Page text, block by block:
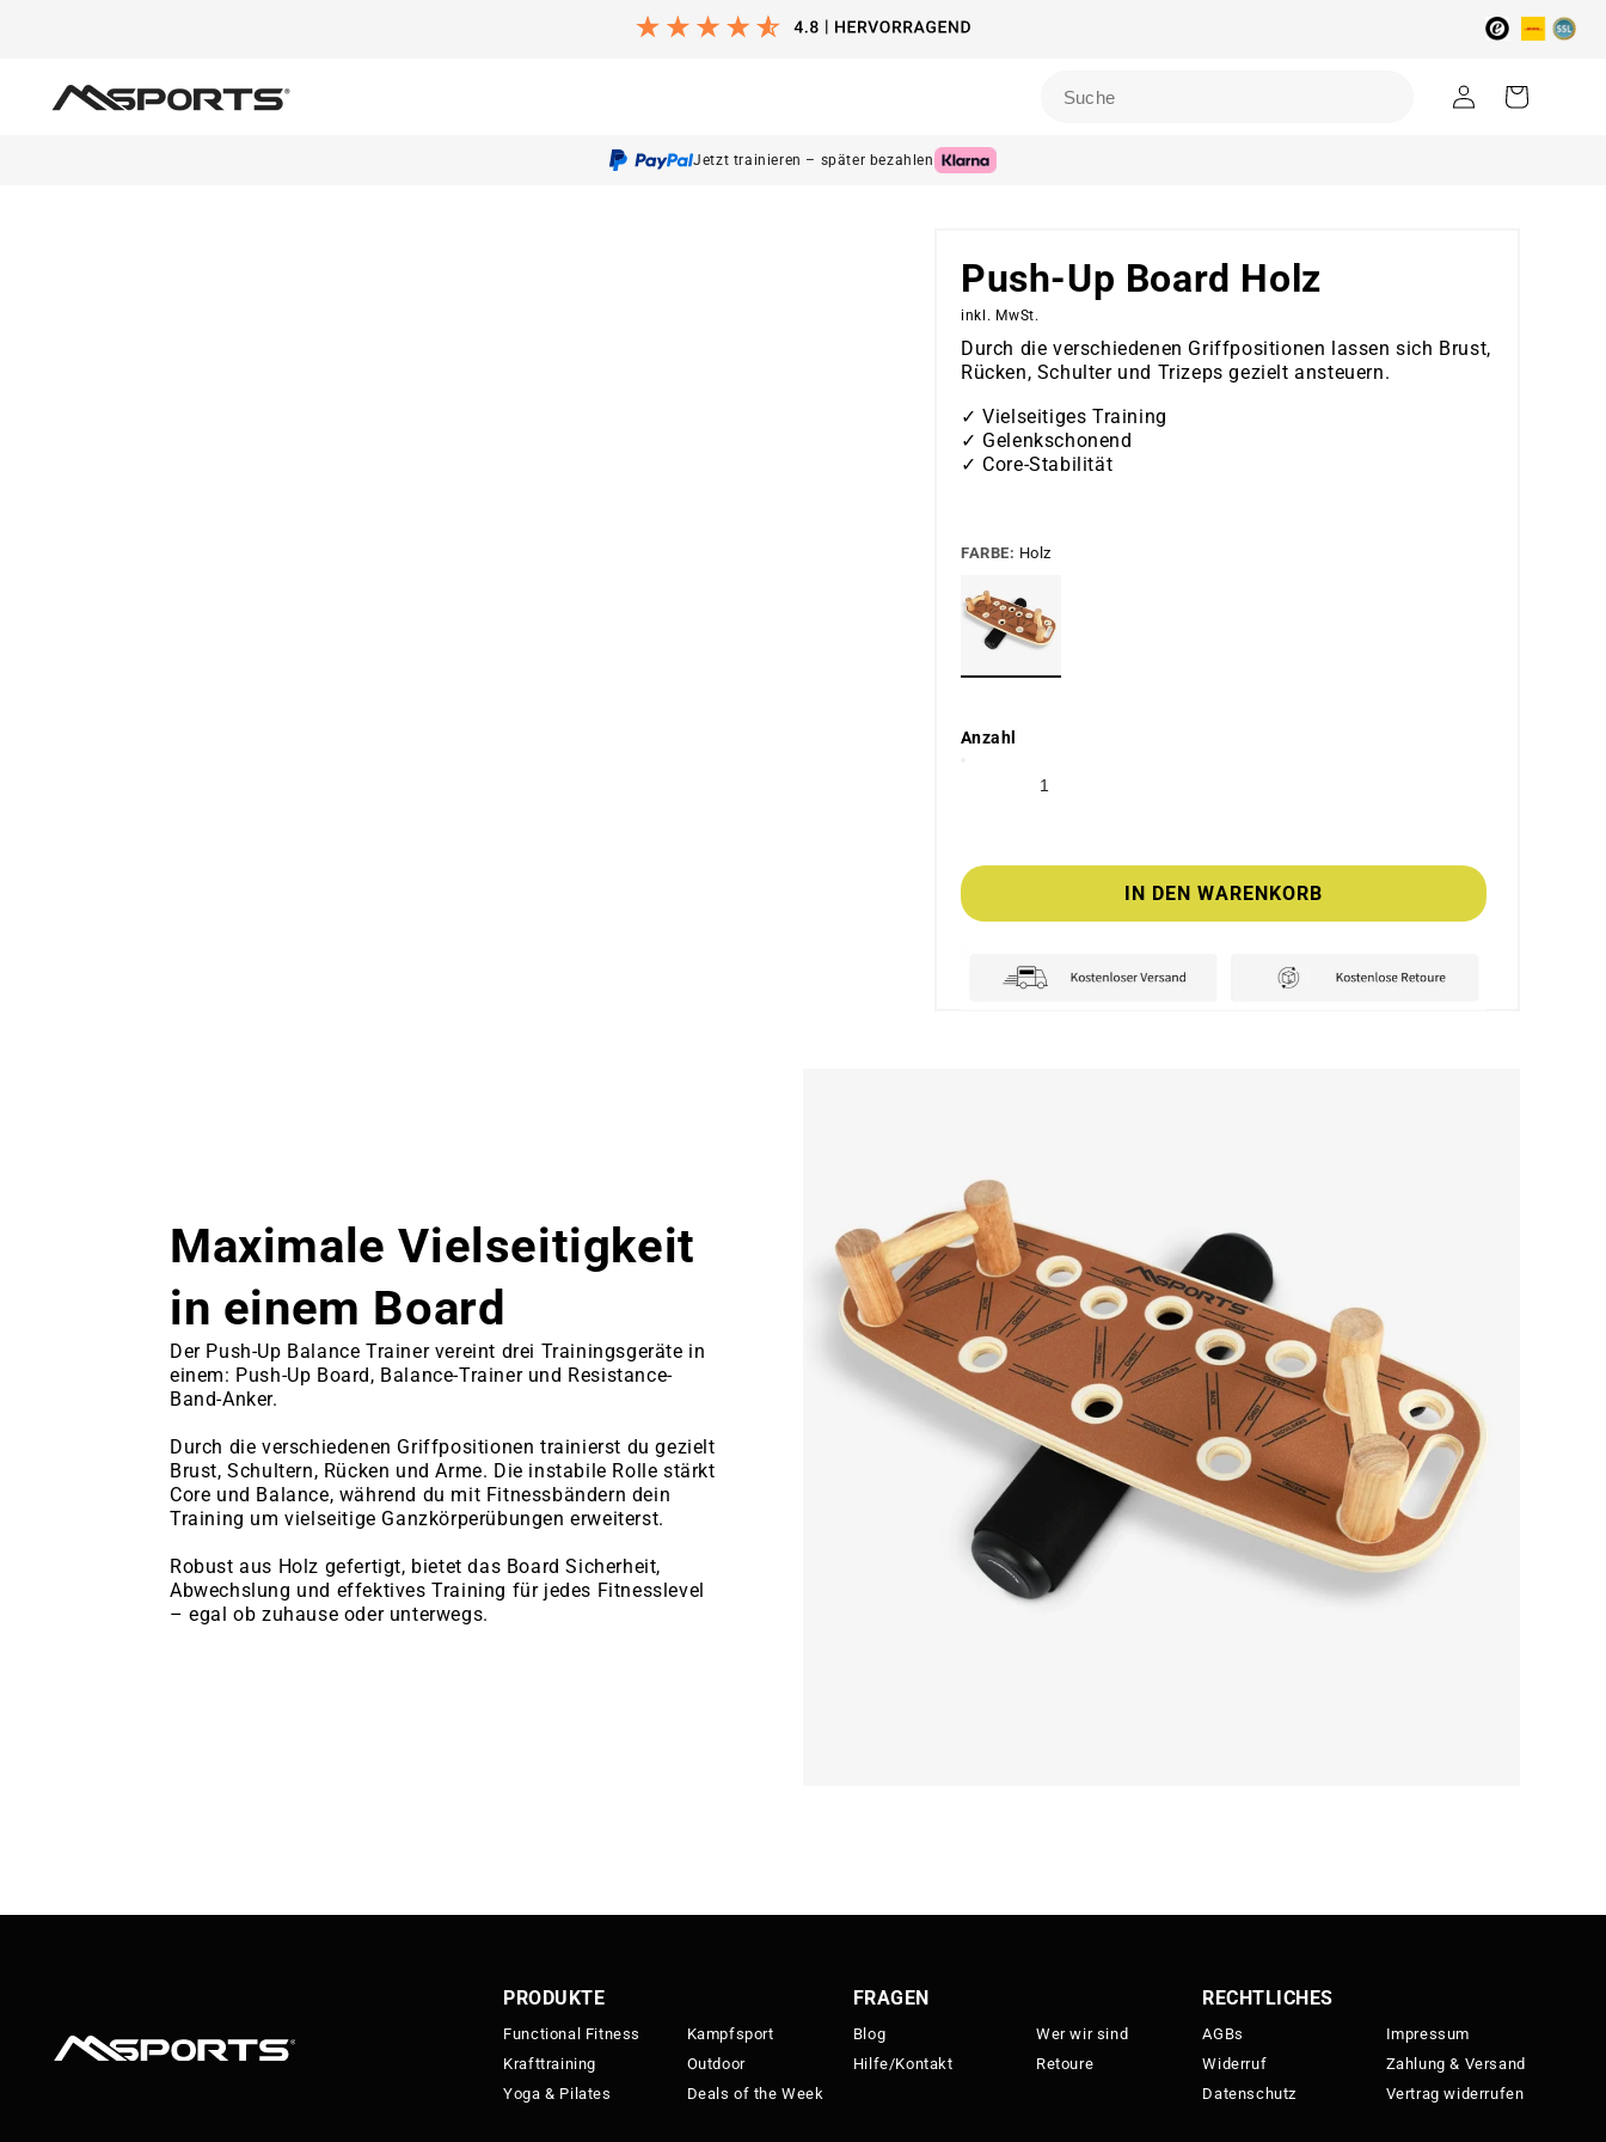
Ã
EinloggenWarenkorb
Jetzt trainieren – später bezahlen
Push-Up Board Holz
inkl. MwSt.
Durch die verschiedenen Griffpositionen lassen sich Brust,
Rücken, Schulter und Trizeps gezielt ansteuern.
✓ Vielseitiges Training
✓ Gelenkschonend
✓ Core-Stabilität
FARBE: Holz
Anzahl
IN DEN WARENKORB
Maximale Vielseitigkeit
in einem Board
Der Push-Up Balance Trainer vereint drei Trainingsgeräte in
einem: Push-Up Board, Balance-Trainer und Resistance-
Band-Anker.
Durch die verschiedenen Griffpositionen trainierst du gezielt
Brust, Schultern, Rücken und Arme. Die instabile Rolle stärkt
Core und Balance, während du mit Fitnessbändern dein
Training um vielseitige Ganzkörperübungen erweiterst.
Robust aus Holz gefertigt, bietet das Board Sicherheit,
Abwechslung und effektives Training für jedes Fitnesslevel
– egal ob zuhause oder unterwegs.
PRODUKTE
Functional Fitness
Krafttraining
Yoga & Pilates
Kampfsport
Outdoor
Deals of the Week
FRAGEN
Blog
Hilfe/Kontakt
Wer wir sind
Retoure
RECHTLICHES
AGBs
Widerruf
Datenschutz
Impressum
Zahlung & Versand
Vertrag widerrufen